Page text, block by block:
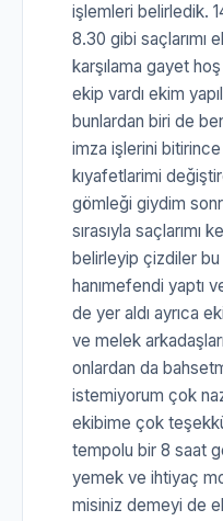
işlemleri belirledik.
8.30 gibi saçlarımı
karşılama gayet
ekip vardı ekim
bunlardan biri de
imza işlerini
kıyafetlarimi
gömleği giydim
sırasıyla
belirleyip çizdiler
hanımefendi yaptı
de yer aldı ayrıca
ve melek
onlardan da
istemiyorum çok
ekibime çok
tempolu bir 8 saat
yemek ve ihtiyaç
misiniz demeyi de